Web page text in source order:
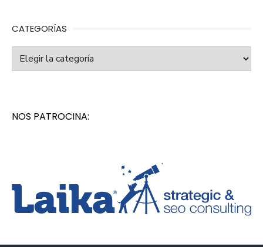
CATEGORÍAS
Categorías
NOS PATROCINA: